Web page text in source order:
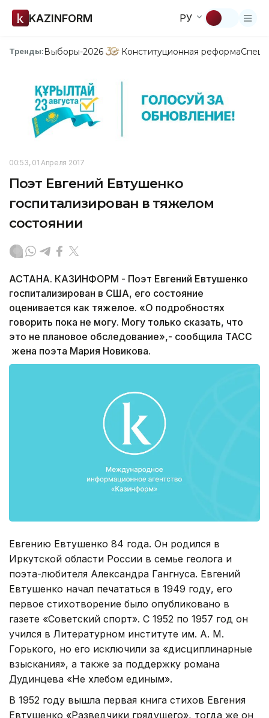
KAZINFORM РУ
Тренды:Выборы-2026 Конституционная реформа
00:53, 01 Апреля 2017
Поэт Евгений Евтушенко
госпитализирован в тяжелом
состоянии
АСТАНА. КАЗИНФОРМ - Поэт Евгений Евтушенко
госпитализирован в США, его состояние
оценивается как тяжелое. «О подробностях
говорить пока не могу. Могу только сказать, что
это не плановое обследование»,- сообщила ТАСС
жена поэта Мария Новикова.
Евгению Евтушенко 84 года. Он родился в
Иркутской области России в семье геолога и
поэта-любителя Александра Гангнуса. Евгений
Евтушенко начал печататься в 1949 году, его
первое стихотворение было опубликовано в
газете «Советский спорт». С 1952 по 1957 год он
учился в Литературном институте им. А. М.
Горького, но его исключили за «дисциплинарные
взыскания», а также за поддержку романа
Дудинцева «Не хлебом единым».
В 1952 году вышла первая книга стихов Евгения
Евтушенко «Разведчики грядущего», тогда же он